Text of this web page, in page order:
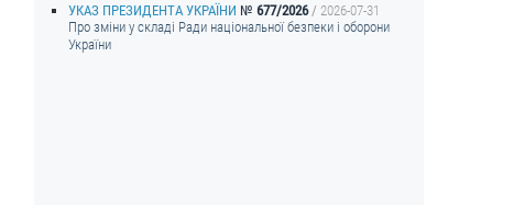
УКАЗ ПРЕЗИДЕНТА УКРАЇНИ
677/2026
2026-07-31
Про зміни у складі Ради національної безпеки і оборони
України